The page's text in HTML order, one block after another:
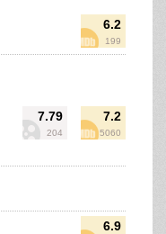
6.2
199
7.79
204
7.2
5060
6.9